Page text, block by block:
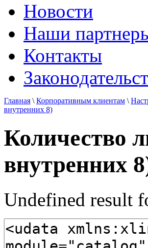
Новости
Наши
Контакты
Главная \ Корпоративным клиентам \
внутренних 8)
Количество
внутренних
Undefined result